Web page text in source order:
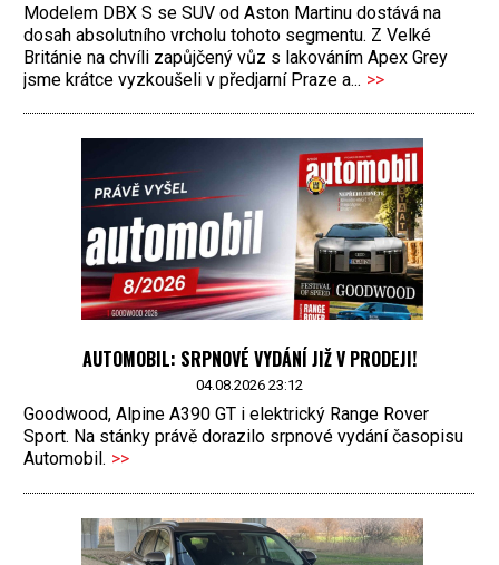
Modelem DBX S se SUV od Aston Martinu dostává na
dosah absolutního vrcholu tohoto segmentu. Z Velké
Británie na chvíli zapůjčený vůz s lakováním Apex Grey
jsme krátce vyzkoušeli v předjarní Praze a... >>
AUTOMOBIL: SRPNOVÉ VYDÁNÍ JIŽ V PRODEJI!
04.08.2026 23:12
Goodwood, Alpine A390 GT i elektrický Range Rover
Sport. Na stánky právě dorazilo srpnové vydání časopisu
Automobil. >>